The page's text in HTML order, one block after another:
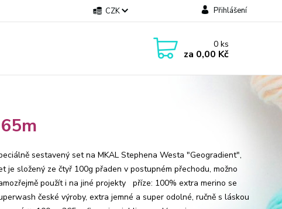
CZK Přihlášení
0ks
za 0,00 Kč
sestavený set na MKAL Stephena Westa "Geogradient",
je složený ze čtyř 100g přaden v postupném přechodu, možno
použít i na jiné projekty příze: 100% extra merino se
české výroby, extra jemné a super odolné, ručně s láskou